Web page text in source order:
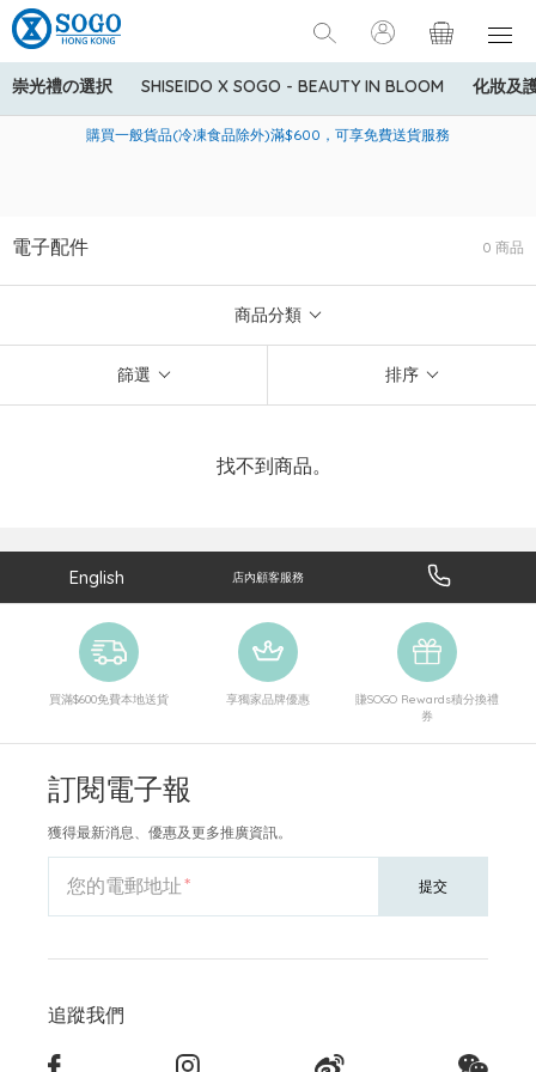
崇光禮の選択 SHISEIDO X SOGO - BEAUTY IN BLOOM 化妝及
美國運通Explorer®信用卡會員購物禮遇：高達5%簽賬回贈！
購買一般貨品(冷凍食品除外)滿$600，可享免費送貨服務
寄送中國內地服務只適用於指定商品，若訂單金額少於HK$600(折
電子配件 0 商品
商品分類
篩選 排序
找不到商品。
English 店內顧客服務
買滿$600免費本地送貨 享獨家品牌優惠
賺SOGO Rewards積分換禮
券
訂閱電子報
獲得最新消息、優惠及更多推廣資訊。
您的電郵地址 提交
追蹤我們